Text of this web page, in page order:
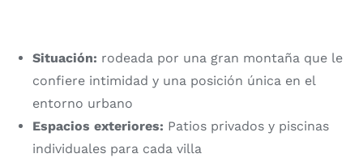
Situación: rodeada por una gran montaña que le
confiere intimidad y una posición única en el
entorno urbano
Espacios exteriores: Patios privados y piscinas
individuales para cada villa